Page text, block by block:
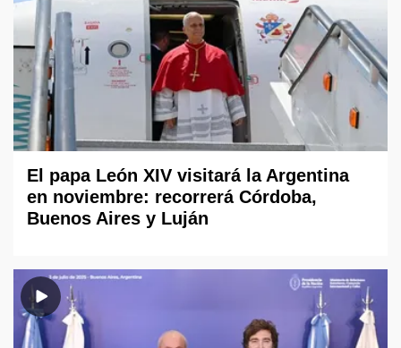
El papa León XIV visitará la Argentina
en noviembre: recorrerá Córdoba,
Buenos Aires y Luján